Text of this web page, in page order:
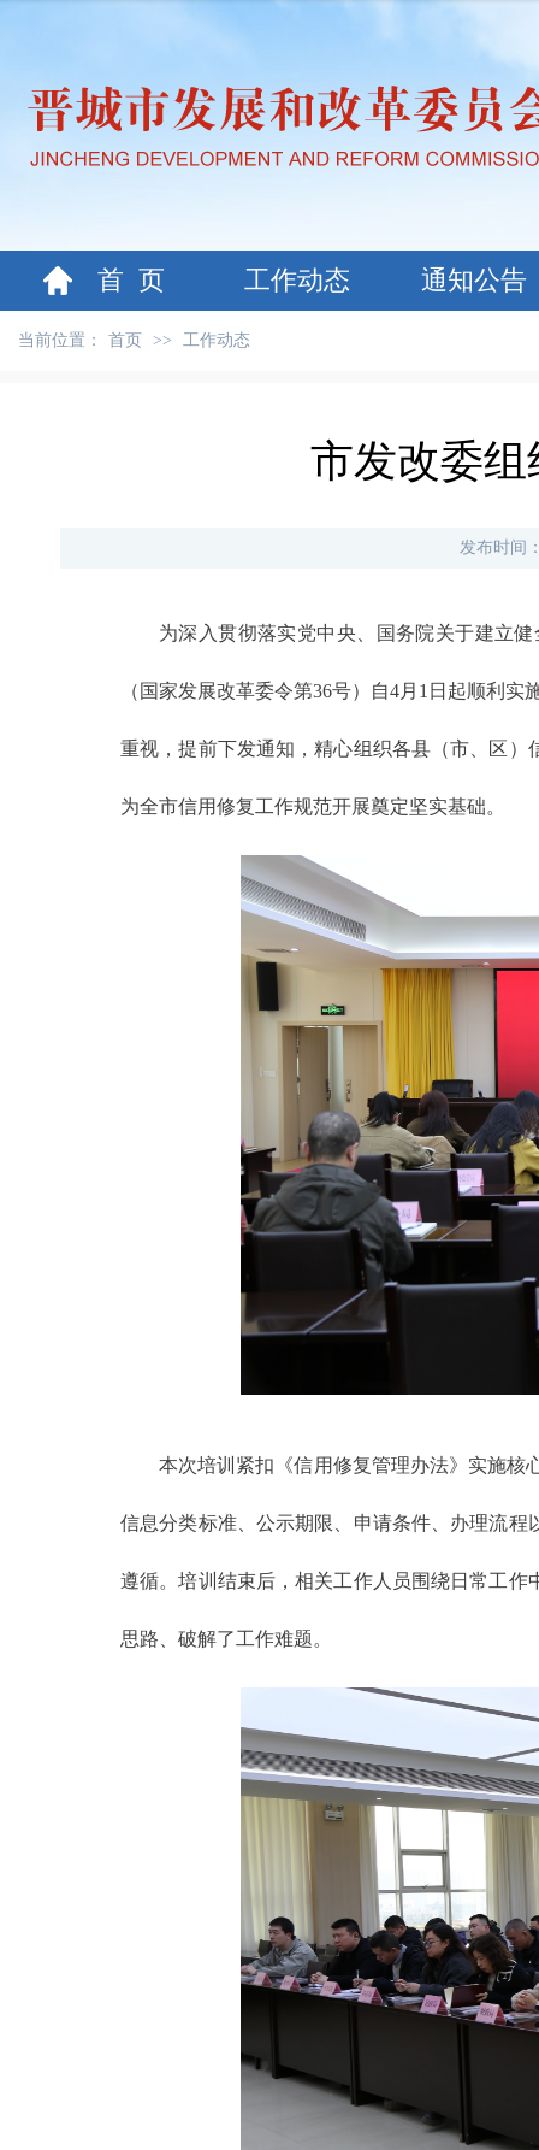
首 页 工作动态 通知公告
当前位置： 首页 >> 工作动态
市发改委
发布时间
为深入贯彻落实党中央、国务院关于建立
（国家发展改革委令第36号）自4月1日起顺利
重视，提前下发通知，精心组织各县（市、区
为全市信用修复工作规范开展奠定坚实基础。
本次培训紧扣《信用修复管理办法》实施核
信息分类标准、公示期限、申请条件、办理流
遵循。培训结束后，相关工作人员围绕日常工
思路、破解了工作难题。